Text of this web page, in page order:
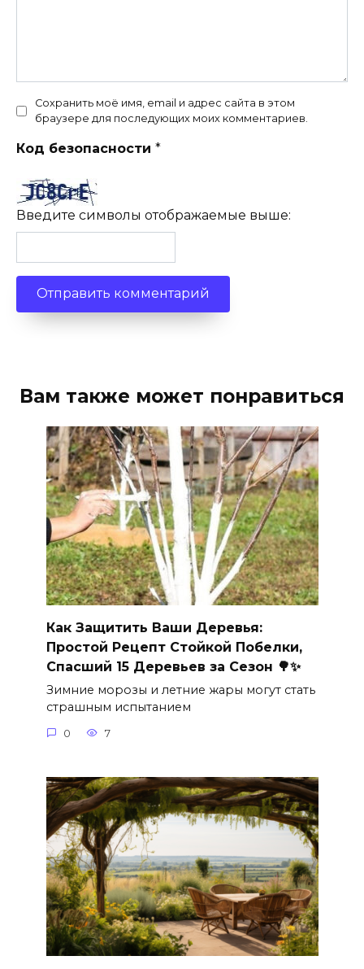
Сохранить моё имя, email и адрес сайта в этом
браузере для последующих моих комментариев.
Код безопасности *
Введите символы отображаемые выше:
Вам также может понравиться
Как Защитить Ваши Деревья:
Простой Рецепт Стойкой Побелки,
Спасший 15 Деревьев за Сезон 🌳✨
Зимние морозы и летние жары могут стать
страшным испытанием
0 7